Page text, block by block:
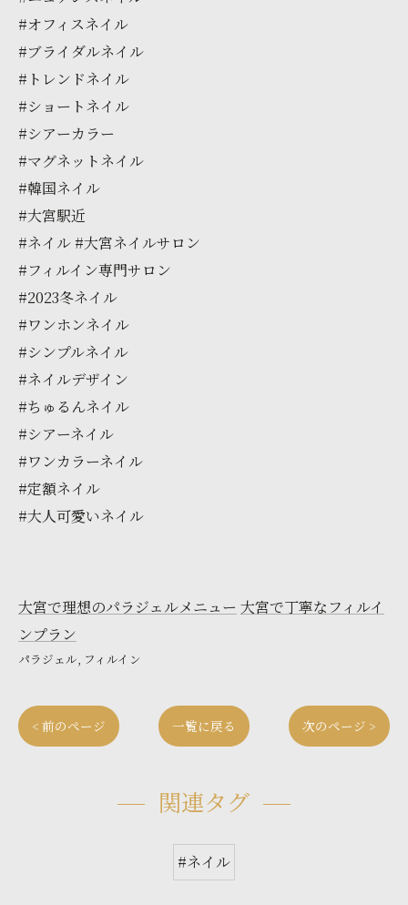
#オフィスネイル
#ブライダルネイル
#トレンドネイル
#ショートネイル
#シアーカラー
#マグネットネイル
#韓国ネイル
#大宮駅近
#ネイル #大宮ネイルサロン
#フィルイン専門サロン
#2023冬ネイル
#ワンホンネイル
#シンプルネイル
#ネイルデザイン
#ちゅるんネイル
#シアーネイル
#ワンカラーネイル
#定額ネイル
#大人可愛いネイル
大宮で理想のパラジェルメニュー 大宮で丁寧なフィルイ
ンプラン
パラジェル フィルイン
< 前のページ 一覧に戻る 次のページ >
関連タグ
#ネイル